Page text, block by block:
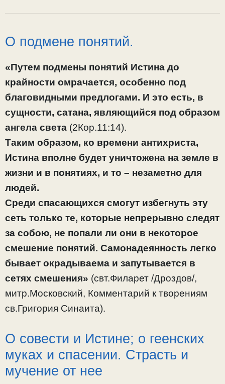
О подмене понятий.
«Путем подмены понятий Истина до
крайности омрачается, особенно под
благовидными предлогами. И это есть, в
сущности, сатана, являющийся под образом
ангела света (2Кор.11:14).
Таким образом, ко времени антихриста,
Истина вполне будет уничтожена на земле в
жизни и в понятиях, и то – незаметно для
людей.
Среди спасающихся смогут избегнуть эту
сеть только те, которые непрерывно следят
за собою, не попали ли они в некоторое
смешение понятий. Самонадеянность легко
бывает окрадываема и запутывается в
сетях смешения» (свт.Филарет /Дроздов/,
митр.Московский, Комментарий к творениям
св.Григория Синаита).
О совести и Истине; о геенских
муках и спасении. Страсть и
мучение от нее